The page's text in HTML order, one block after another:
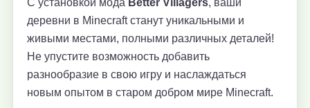
С установкой мода Better Villagers, ваши
деревни в Minecraft станут уникальными и
живыми местами, полными различных деталей!
Не упустите возможность добавить
разнообразие в свою игру и наслаждаться
новым опытом в старом добром мире Minecraft.